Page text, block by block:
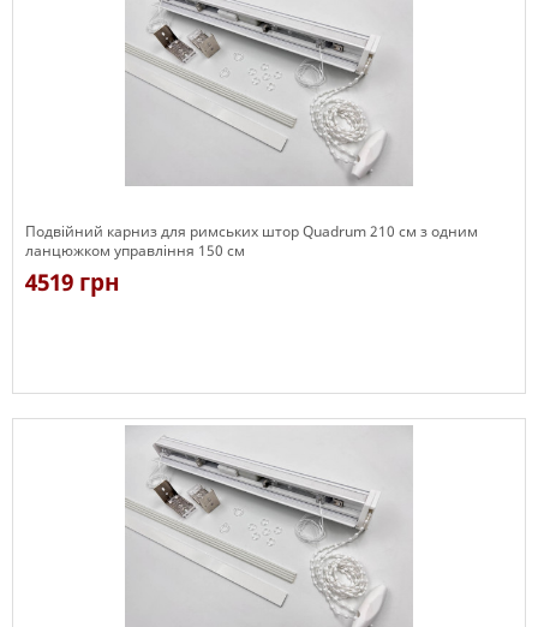
Подвійний карниз для римських штор Quadrum 210 см з одним
ланцюжком управління 150 см
4519 грн